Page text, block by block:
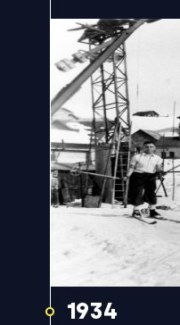
1934